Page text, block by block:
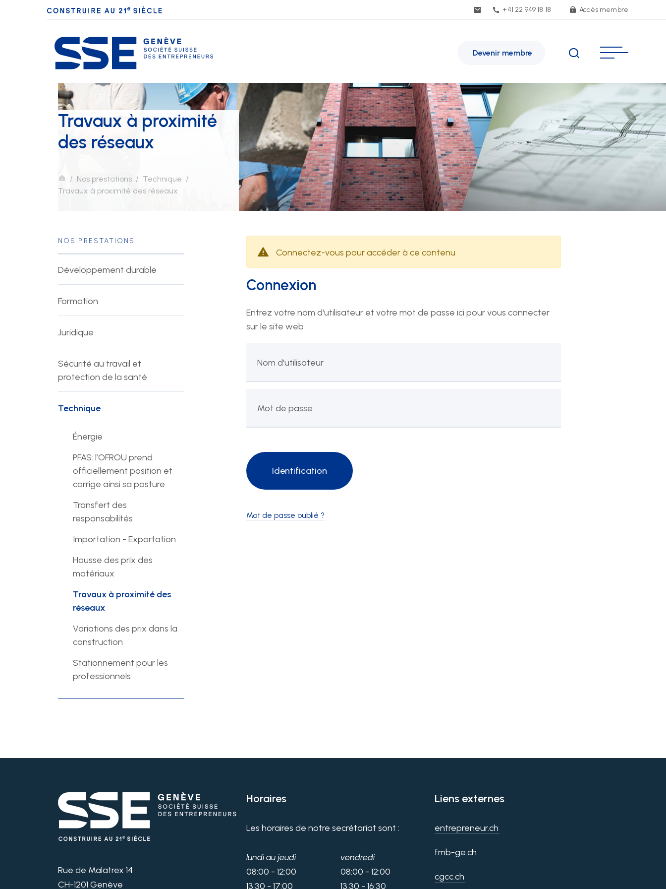
+41 22 949 18 18 Accès membre
Devenir membre
La SSE Genève
Nos membres
Conventions
applicables
Événements
Mise à disposition de
personnel
Nos prestations
Développement durable
Formation
Juridique
Sécurité au travail et protection
Technique
SSE Genève
Rue de Malatrex 14
CH-1201 Genève
Itinéraire
+41 22 949 18 18
sse(at)sse-ge.ch
Formulaire de contact
Les horaires de notre secrétariat sont :
RECHERCHES POPULAIRES
Développement durable
Formation
Juridique
Travaux à proximité
des réseaux
Nos prestations
Technique
Travaux à proximité des réseaux
NOS PRESTATIONS
Développement durable
Formation
Juridique
Sécurité au travail et
protection de la santé
Technique
Énergie
PFAS: l’OFROU prend
officiellement position et
corrige ainsi sa posture
Transfert des
responsabilités
Importation - Exportation
Hausse des prix des
matériaux
Travaux à proximité des
réseaux
Variations des prix dans la
construction
Stationnement pour les
professionnels
Connectez-vous pour accéder à ce contenu
Connexion
Entrez votre nom d'utilisateur et votre mot de passe ici pour vous connecter
sur le site web
Nom d'utilisateur
Mot de passe
Mot de passe oublié ?
Rue de Malatrex 14
CH-1201 Genève
Horaires
Les horaires de notre secrétariat sont :
lundi au jeudi
08:00 - 12:00
13:30 - 17:00
vendredi
08:00 - 12:00
13:30 - 16:30
Liens externes
entrepreneur.ch
fmb-ge.ch
cgcc.ch